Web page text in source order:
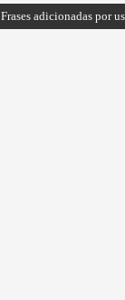
Frases adicionadas por